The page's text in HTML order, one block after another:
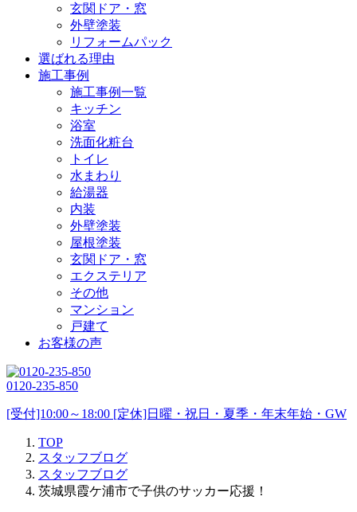
玄関ドア・窓
外壁塗装
リフォームパック
選ばれる理由
施工事例
施工事例一覧
キッチン
浴室
洗面化粧台
トイレ
水まわり
給湯器
内装
外壁塗装
屋根塗装
玄関ドア・窓
エクステリア
その他
マンション
戸建て
お客様の声
0120-235-850
[受付]10:00～18:00 [定休]日曜・祝日・夏季・年末年始・GW
TOP
スタッフブログ
スタッフブログ
茨城県霞ケ浦市で子供のサッカー応援！